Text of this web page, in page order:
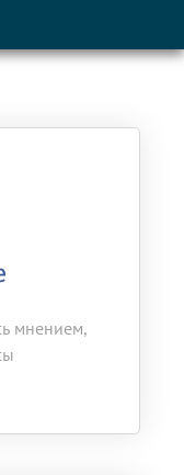
мнением,